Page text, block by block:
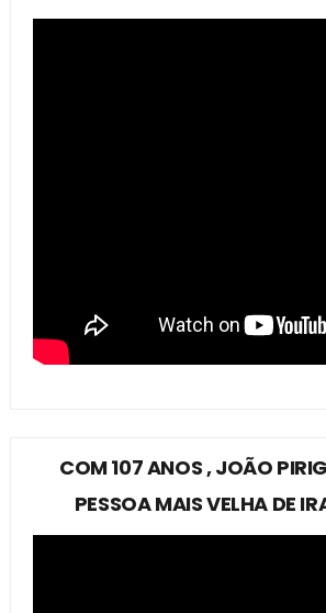
COM 107 ANOS , JOÃO
PESSOA MAIS VELHA DE